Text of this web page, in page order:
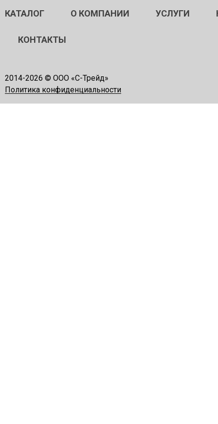
КАТАЛОГ О КОМПАНИИ УСЛУГИ
КОНТАКТЫ
2014-2026 © ООО «С-Трейд»
Политика конфиденциальности